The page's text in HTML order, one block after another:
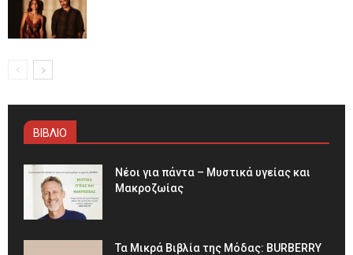
ΒΙΒΛΙΟ
Νέοι για πάντα – Μυστικά υγείας και
Μακροζωίας
Τα Μικρά Βιβλία της Μόδας: BURBERRY